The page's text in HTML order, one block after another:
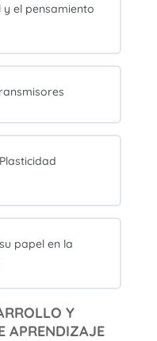
y el pensamiento
papel en la
Y
APRENDIZAJE